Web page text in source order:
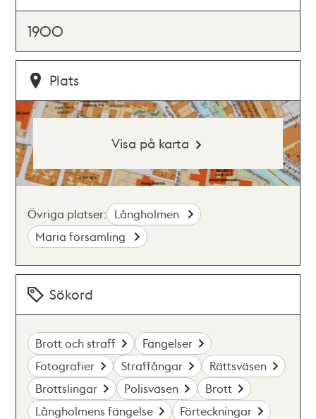
1900
Plats
Visa på karta
Övriga platser: Långholmen
Maria församling
Sökord
Brott och straff
Fängelser
Fotografier
Straffångar
Rättsväsen
Brottslingar
Polisväsen
Brott
Långholmens fängelse
Förteckningar